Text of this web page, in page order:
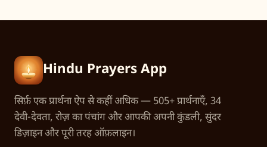
Hindu Prayers App
सिर्फ़ एक प्रार्थना ऐप से कहीं अधिक — 505+ प्रार्थनाएँ, 34
देवी-देवता, रोज़ का पंचांग और आपकी अपनी कुंडली, सुंदर
डिज़ाइन और पूरी तरह ऑफ़लाइन।